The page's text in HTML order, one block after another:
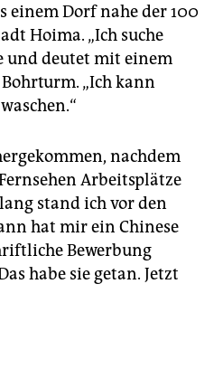
einem Dorf nahe der 100
Hoima. „Ich suche
und deutet mit einem
„Ich kann
nachdem
Arbeitsplätze
stand ich vor den
hat mir ein Chinese
Bewerbung
habe sie getan. Jetzt